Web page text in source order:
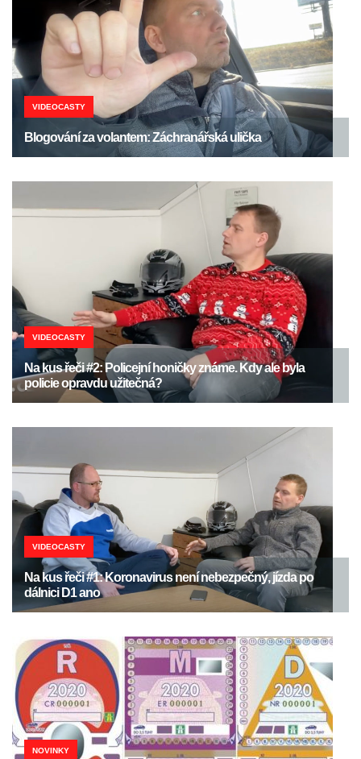
VIDEOCASTY
Blogování za volantem: Záchranářská ulička
VIDEOCASTY
Na kus řeči #2: Policejní honičky známe. Kdy ale byla
policie opravdu užitečná?
VIDEOCASTY
Na kus řeči #1: Koronavirus není nebezpečný, jízda po
dálnici D1 ano
NOVINKY